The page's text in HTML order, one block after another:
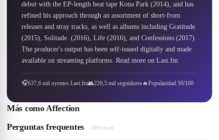
debut with the EP-length beat tape Kona Park (2014), and has
refined his approach through an assortment of short-from
releases and stray tracks, as well as albums including Gratitude
(2015), Solitude. (2016), Life (2016), and Confessions (2017).
The producer's output has been self-issued digitally and made
available on streaming platforms. Read more on Last.fm
🎧637,6 mil oyentes Last.fm👥220,5 mil seguidores🔥Popularidad 50/100
Más comoAffection
Perguntas frequentes
Affection